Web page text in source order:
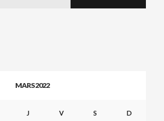
MARS 2022
J V S D